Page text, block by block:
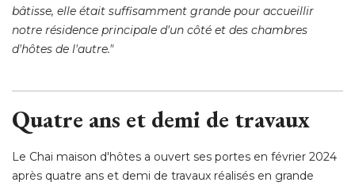
bâtisse, elle était suffisamment grande pour accueillir
notre résidence principale d'un côté et des chambres
d'hôtes de l'autre."
Quatre ans et demi de travaux
Le Chai maison d'hôtes a ouvert ses portes en février 2024
après quatre ans et demi de travaux réalisés en grande